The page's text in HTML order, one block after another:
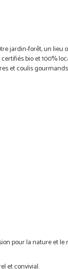
jardin-forêt, un lieu
bio et 100%
et coulis
pour la nature et le